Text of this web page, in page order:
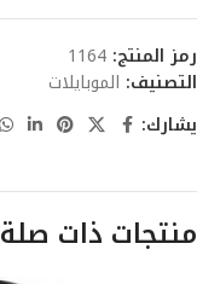
رمز المنتج: 1164
التصنيف: الموبايلات
يشارك:
منتجات ذات صلة